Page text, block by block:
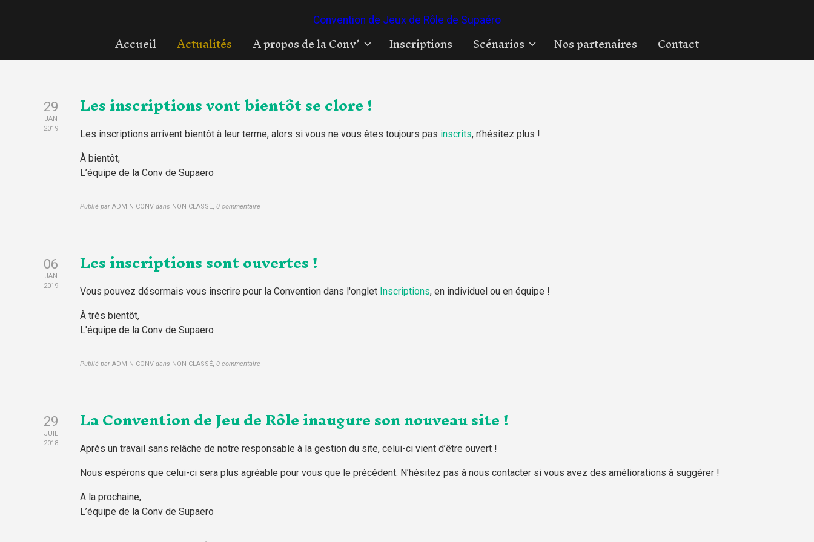
Convention de Jeux de Rôle de Supaéro
Accueil Actualités A propos de la Conv’ Inscriptions Scénarios Nos partenaires Contact
29
JAN
2019
Les inscriptions vont bientôt se clore !
Les inscriptions arrivent bientôt à leur terme, alors si vous ne vous êtes toujours pas inscrits, n’hésitez plus !
À bientôt,
L’équipe de la Conv de Supaero
Publié par ADMIN CONV dans NON CLASSÉ, 0 commentaire
06
JAN
2019
Les inscriptions sont ouvertes !
Vous pouvez désormais vous inscrire pour la Convention dans l'onglet Inscriptions, en individuel ou en équipe !
À très bientôt,
L'équipe de la Conv de Supaero
Publié par ADMIN CONV dans NON CLASSÉ, 0 commentaire
29
JUIL
2018
La Convention de Jeu de Rôle inaugure son nouveau site !
Après un travail sans relâche de notre responsable à la gestion du site, celui-ci vient d’être ouvert !
Nous espérons que celui-ci sera plus agréable pour vous que le précédent. N’hésitez pas à nous contacter si vous avez des améliorations à suggérer !
A la prochaine,
L’équipe de la Conv de Supaero